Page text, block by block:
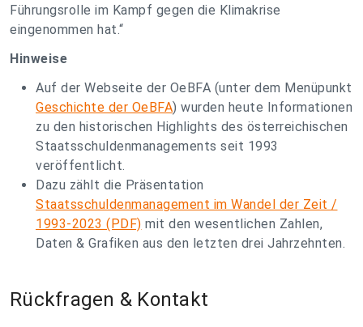
Führungsrolle im Kampf gegen die Klimakrise
eingenommen hat.“
Hinweise
Auf der Webseite der OeBFA (unter dem Menüpunkt
Geschichte der OeBFA) wurden heute Informationen
zu den historischen Highlights des österreichischen
Staatsschuldenmanagements seit 1993
veröffentlicht.
Dazu zählt die Präsentation
Staatsschuldenmanagement im Wandel der Zeit /
1993-2023 (PDF) mit den wesentlichen Zahlen,
Daten & Grafiken aus den letzten drei Jahrzehnten.
Rückfragen & Kontakt